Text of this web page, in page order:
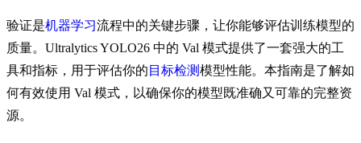
验证是机器学习流程中的关键步骤，让你能够评估训练模型的
质量。Ultralytics YOLO26 中的 Val 模式提供了一套强大的工
具和指标，用于评估你的 目标检测模型性能。本指南是了解如
何有效使用 Val 模式，以确保你的模型既准确又可靠的完整资
源。